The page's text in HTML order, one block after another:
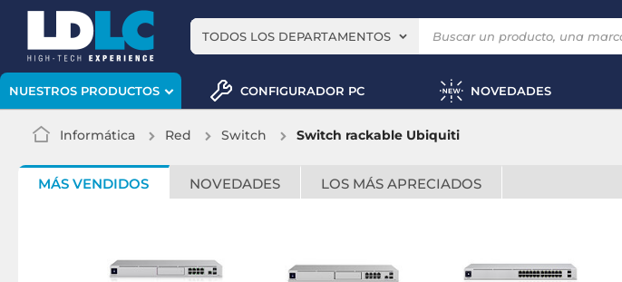
TODOS LOS DEPARTAMENTOS
NUESTROS PRODUCTOS CONFIGURADOR PC NOVEDADES
Informática Red Switch Switch rackable Ubiquiti
MÁS VENDIDOS NOVEDADES LOS MÁS APRECIADOS